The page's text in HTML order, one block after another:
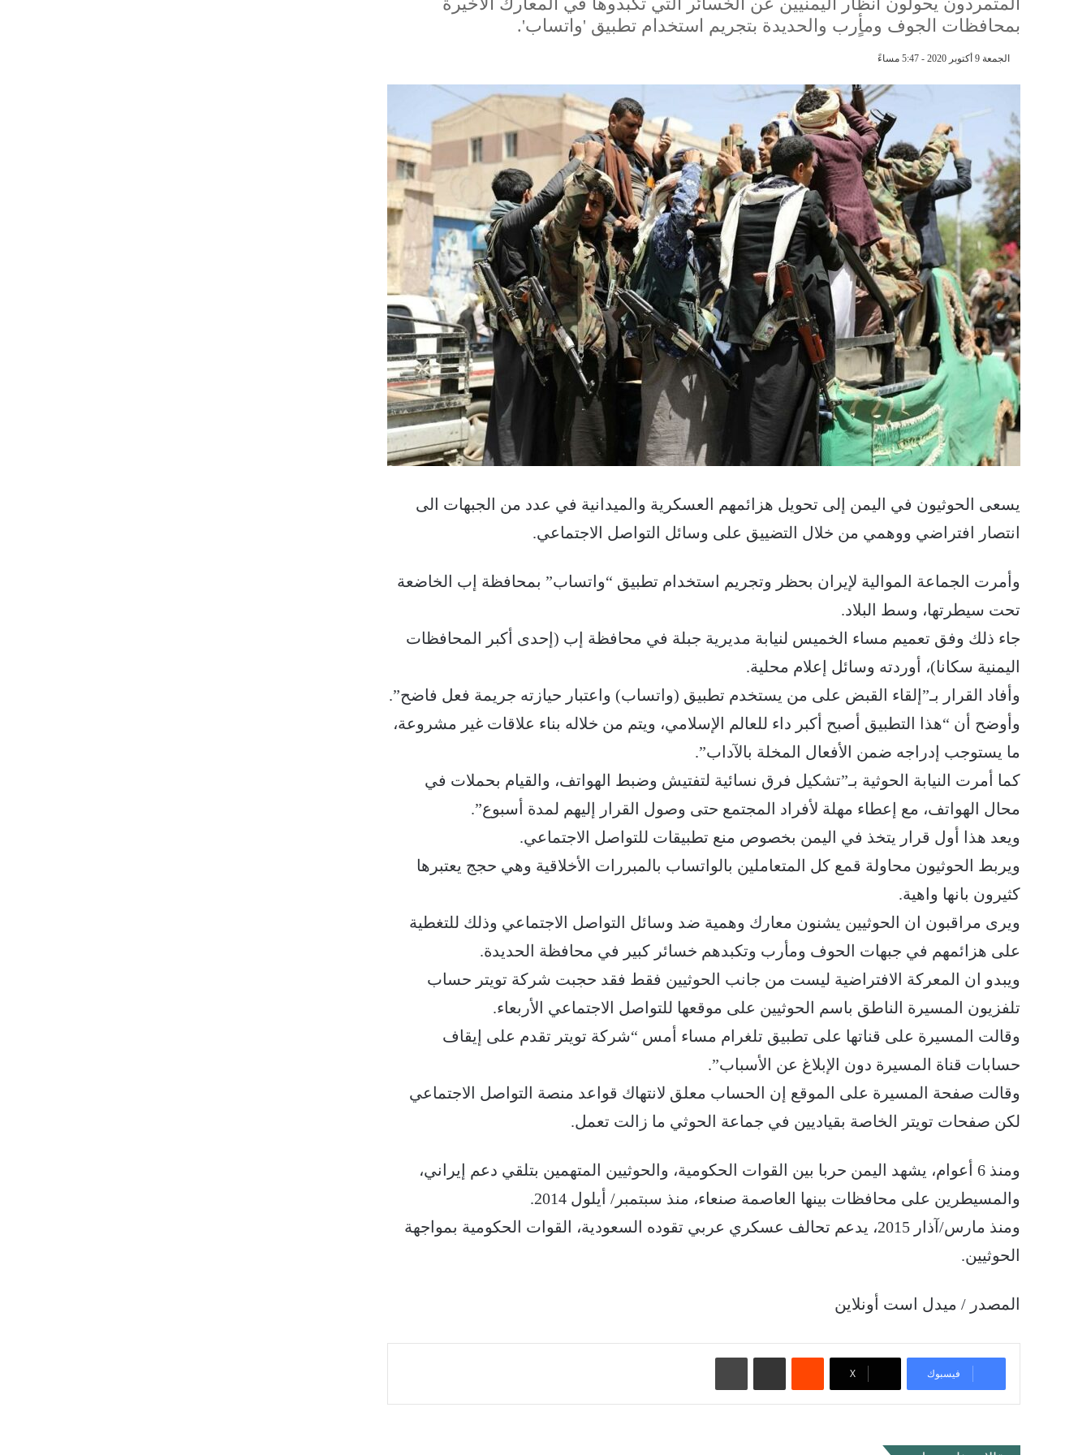
بمحافظات الجوف ومأٍرب والحديدة بتجريم استخدام تطبيق 'واتساب'.
الجمعة 9 أكتوبر 2020 - 5:47 مساءً
يسعى الحوثيون في اليمن إلى تحويل هزائمهم العسكرية والميدانية في عدد من الجبهات الى
انتصار افتراضي ووهمي من خلال التضييق على وسائل التواصل الاجتماعي.
وأمرت الجماعة الموالية لإيران بحظر وتجريم استخدام تطبيق “واتساب” بمحافظة إب الخاضعة
تحت سيطرتها، وسط البلاد.
جاء ذلك وفق تعميم مساء الخميس لنيابة مديرية جبلة في محافظة إب (إحدى أكبر المحافظات
اليمنية سكانا)، أوردته وسائل إعلام محلية.
وأفاد القرار بـ”إلقاء القبض على من يستخدم تطبيق (واتساب) واعتبار حيازته جريمة فعل فاضح”.
وأوضح أن “هذا التطبيق أصبح أكبر داء للعالم الإسلامي، ويتم من خلاله بناء علاقات غير مشروعة،
ما يستوجب إدراجه ضمن الأفعال المخلة بالآداب”.
كما أمرت النيابة الحوثية بـ”تشكيل فرق نسائية لتفتيش وضبط الهواتف، والقيام بحملات في
محال الهواتف، مع إعطاء مهلة لأفراد المجتمع حتى وصول القرار إليهم لمدة أسبوع”.
ويعد هذا أول قرار يتخذ في اليمن بخصوص منع تطبيقات للتواصل الاجتماعي.
ويربط الحوثيون محاولة قمع كل المتعاملين بالواتساب بالمبررات الأخلاقية وهي حجج يعتبرها
كثيرون بانها واهية.
ويرى مراقبون ان الحوثيين يشنون معارك وهمية ضد وسائل التواصل الاجتماعي وذلك للتغطية
على هزائمهم في جبهات الحوف ومأرب وتكبدهم خسائر كبير في محافظة الحديدة.
ويبدو ان المعركة الافتراضية ليست من جانب الحوثيين فقط فقد حجبت شركة تويتر حساب
تلفزيون المسيرة الناطق باسم الحوثيين على موقعها للتواصل الاجتماعي الأربعاء.
وقالت المسيرة على قناتها على تطبيق تلغرام مساء أمس “شركة تويتر تقدم على إيقاف
حسابات قناة المسيرة دون الإبلاغ عن الأسباب”.
وقالت صفحة المسيرة على الموقع إن الحساب معلق لانتهاك قواعد منصة التواصل الاجتماعي
لكن صفحات تويتر الخاصة بقياديين في جماعة الحوثي ما زالت تعمل.
ومنذ 6 أعوام، يشهد اليمن حربا بين القوات الحكومية، والحوثيين المتهمين بتلقي دعم إيراني،
والمسيطرين على محافظات بينها العاصمة صنعاء، منذ سبتمبر/ أيلول 2014.
ومنذ مارس/آذار 2015، يدعم تحالف عسكري عربي تقوده السعودية، القوات الحكومية بمواجهة
الحوثيين.
المصدر / ميدل است أونلاين
فيسبوك ‫X